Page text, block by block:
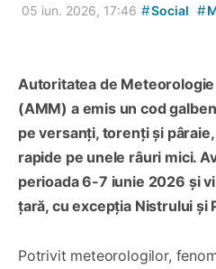
05 iun. 2026, 17:46 #Social #
Autoritatea de
(AMM) a emis un cod
pe versanți, torenți și
rapide pe unele râuri mici.
perioada 6-7 iunie 2026 și
țară, cu excepția Nistrului și
Potrivit meteorologilor,